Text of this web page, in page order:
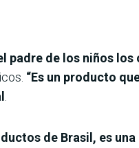
padre de los niños
“Es un producto
de Brasil, es